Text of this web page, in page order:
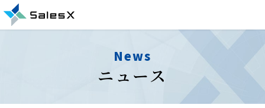
News
ニュース